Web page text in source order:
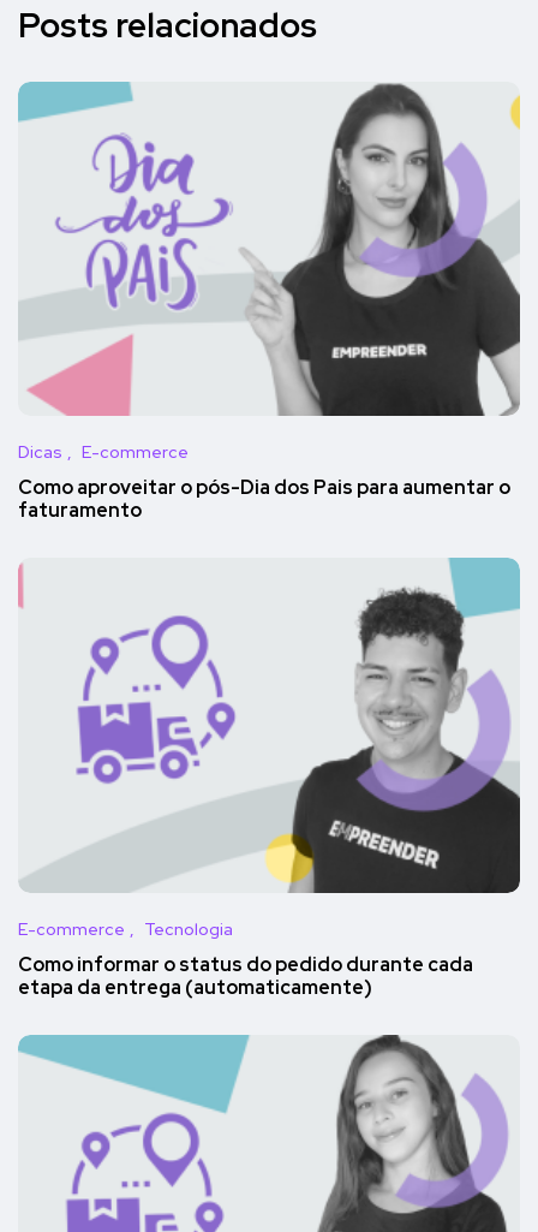
Posts relacionados
Dicas E-commerce
Como aproveitar o pós-Dia dos Pais para aumentar o
faturamento
E-commerce Tecnologia
Como informar o status do pedido durante cada
etapa da entrega (automaticamente)